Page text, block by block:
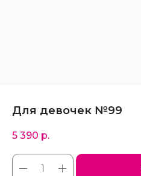
Для девочек №99
5 390 р.